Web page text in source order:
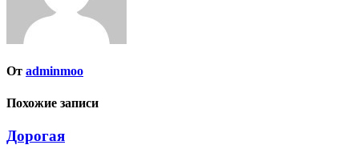
От adminmoo
Похожие записи
Дорогая